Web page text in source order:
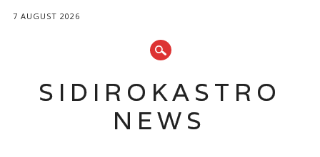
7 AUGUST 2026
SIDIROKASTRO
NEWS